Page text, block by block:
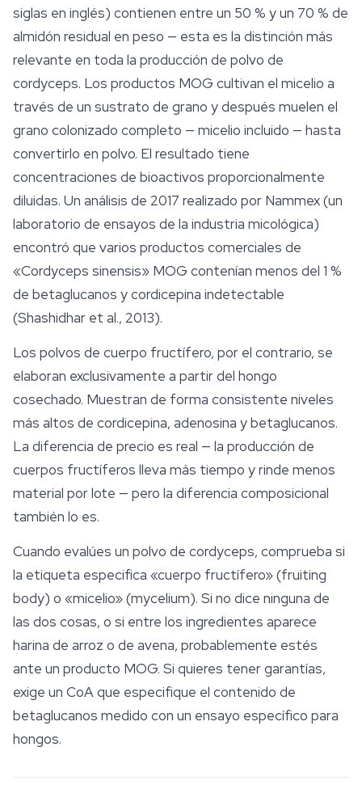
siglas en inglés) contienen entre un 50 % y un 70 % de
almidón residual en peso — esta es la distinción más
relevante en toda la producción de polvo de
cordyceps. Los productos MOG cultivan el micelio a
través de un sustrato de grano y después muelen el
grano colonizado completo — micelio incluido — hasta
convertirlo en polvo. El resultado tiene
concentraciones de bioactivos proporcionalmente
diluidas. Un análisis de 2017 realizado por Nammex (un
laboratorio de ensayos de la industria micológica)
encontró que varios productos comerciales de
«Cordyceps sinensis» MOG contenían menos del 1 %
de betaglucanos y cordicepina indetectable
(Shashidhar et al., 2013).
Los polvos de cuerpo fructífero, por el contrario, se
elaboran exclusivamente a partir del hongo
cosechado. Muestran de forma consistente niveles
más altos de cordicepina, adenosina y betaglucanos.
La diferencia de precio es real — la producción de
cuerpos fructíferos lleva más tiempo y rinde menos
material por lote — pero la diferencia composicional
también lo es.
Cuando evalúes un polvo de cordyceps, comprueba si
la etiqueta especifica «cuerpo fructífero» (fruiting
body) o «micelio» (mycelium). Si no dice ninguna de
las dos cosas, o si entre los ingredientes aparece
harina de arroz o de avena, probablemente estés
ante un producto MOG. Si quieres tener garantías,
exige un CoA que especifique el contenido de
betaglucanos medido con un ensayo específico para
hongos.